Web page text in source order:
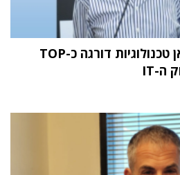
מחקר STKI השנתי: וואן טכנולוגיות דורגה כ-TOP